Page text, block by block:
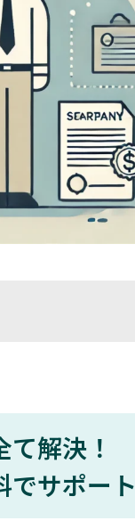
解決！
でサポート